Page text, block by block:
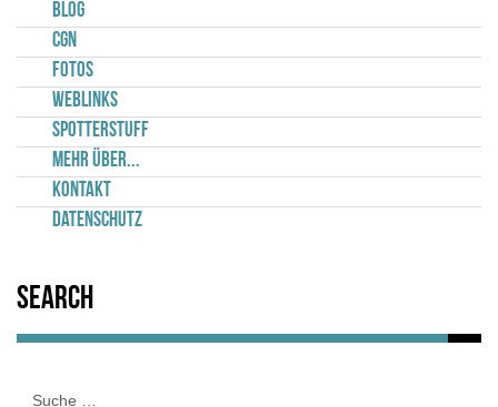
Blog
CGN
Fotos
Weblinks
Spotterstuff
Mehr über...
Kontakt
Datenschutz
Search